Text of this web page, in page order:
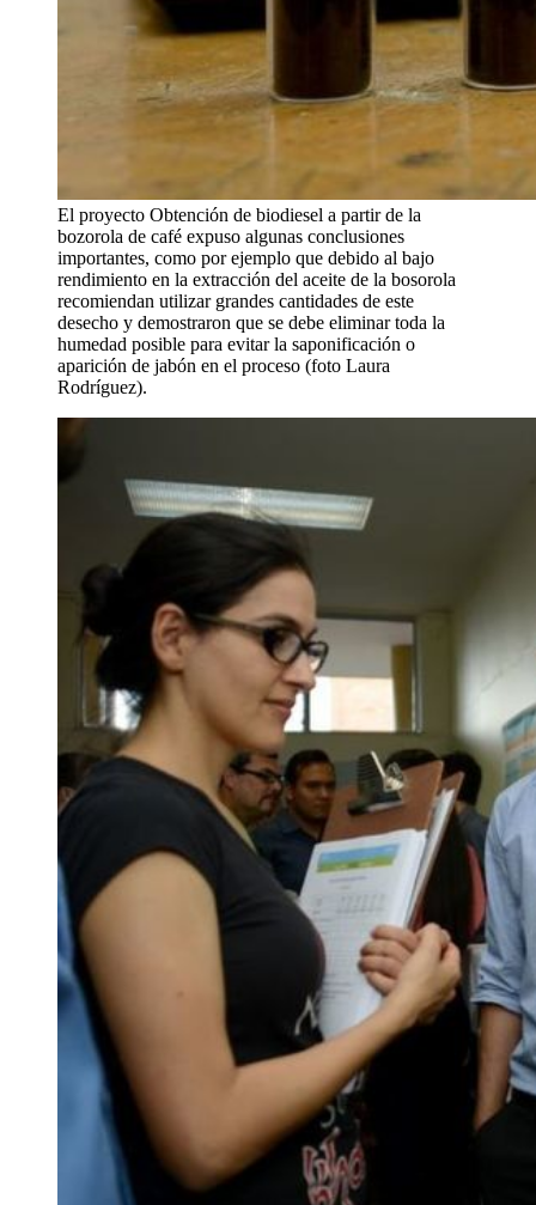
El proyecto Obtención de biodiesel a partir de la
bozorola de café expuso algunas conclusiones
importantes, como por ejemplo que debido al bajo
rendimiento en la extracción del aceite de la bosorola
recomiendan utilizar grandes cantidades de este
desecho y demostraron que se debe eliminar toda la
humedad posible para evitar la saponificación o
aparición de jabón en el proceso (foto Laura
Rodríguez).